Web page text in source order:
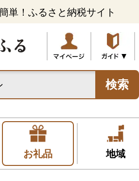
単！ふるさと納税サイト
検索
お礼品 地域